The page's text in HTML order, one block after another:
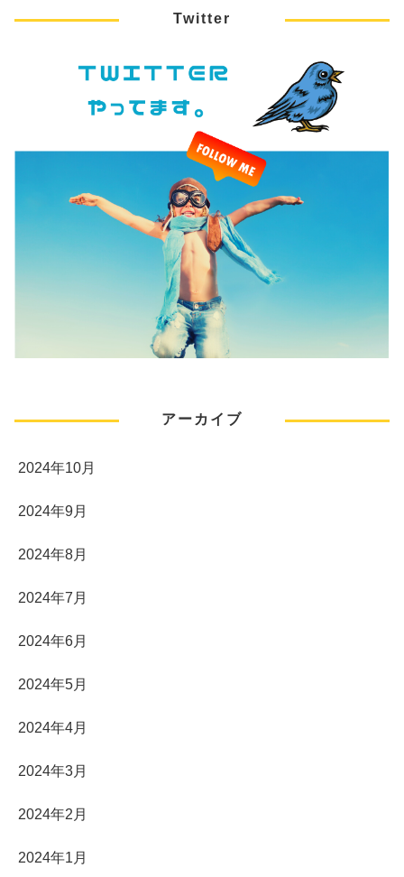
Twitter
アーカイブ
2024年10月
2024年9月
2024年8月
2024年7月
2024年6月
2024年5月
2024年4月
2024年3月
2024年2月
2024年1月